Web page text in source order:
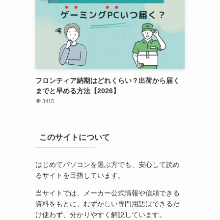
フロンティア納期はどれくらい？出荷から届く
までと早める方法【2026】
3415
このサイトについて
はじめてパソコンを選ぶ方でも、安心して読め
るサイトを目指しています。
当サイトでは、メーカー公式情報や信頼できる
資料をもとに、むずかしい専門用語はできるだ
け使わず、分かりやすく解説しています。